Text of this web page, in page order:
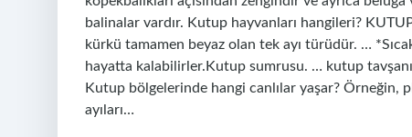
balinalar vardır. Kutup hayvanları hangileri?
kürkü tamamen beyaz olan tek ayı türüdür. …
hayatta kalabilirler.Kutup sumrusu. … kutup
Kutup bölgelerinde hangi canlılar yaşar? Örneğin,
ayıları…